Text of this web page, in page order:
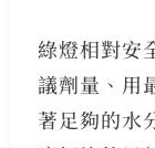
綠燈相對安
議劑量、用
著足夠的水